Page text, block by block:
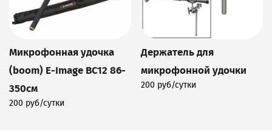
Микрофонная удочка
(boom) E-Image BC12 86-
350см
200 руб/сутки
Держатель для
микрофонной удочки
200 руб/сутки